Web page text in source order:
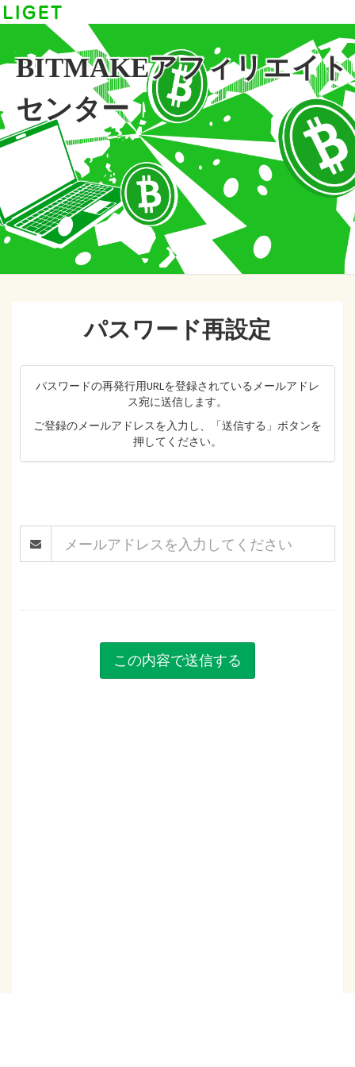
BITMAKEアフィリエイト
センター
パスワード再設定
パスワードの再発行用URLを登録されているメールアドレ
ス宛に送信します。
ご登録のメールアドレスを入力し、「送信する」ボタンを
押してください。
この内容で送信する